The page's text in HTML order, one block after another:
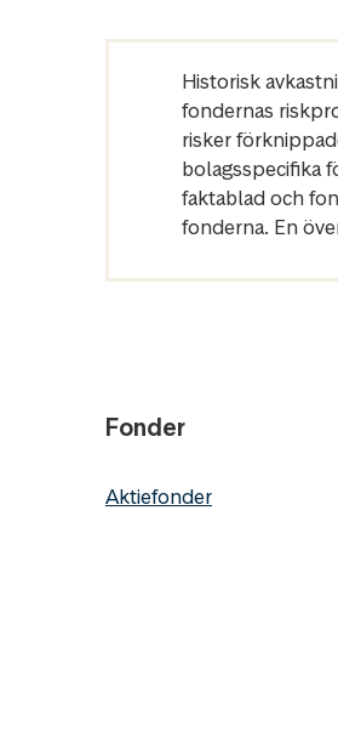
Historisk
fondernas
risker
bolagsspecifika
faktablad och
fonderna. En
Fonder
Aktiefonder